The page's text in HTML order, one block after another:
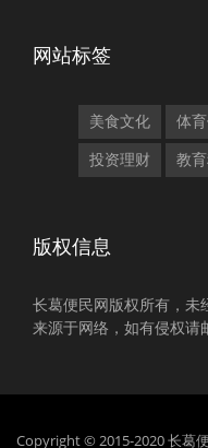
网站标签
美食文化 体
投资理财 教
版权信息
长葛便民网版权所有，未
来源于网络，如有侵权请
Copyright © 2015-2020 长葛